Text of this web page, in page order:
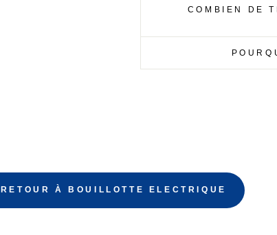
COMBIEN DE
RETOUR À BOUILLOTTE ELECTRIQUE